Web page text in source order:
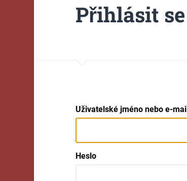
Přihlásit se
Uživatelské jméno nebo e-mail
Heslo